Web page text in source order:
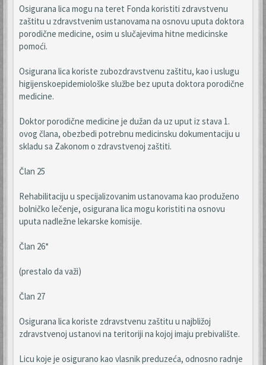
Osigurana lica mogu na teret Fonda koristiti zdravstvenu
zaštitu u zdravstvenim ustanovama na osnovu uputa doktora
porodične medicine, osim u slučajevima hitne medicinske
pomoći.
Osigurana lica koriste zubozdravstvenu zaštitu, kao i uslugu
higijenskoepidemiološke službe bez uputa doktora porodične
medicine.
Doktor porodične medicine je dužan da uz uput iz stava 1.
ovog člana, obezbedi potrebnu medicinsku dokumentaciju u
skladu sa Zakonom o zdravstvenoj zaštiti.
Član 25
Rehabilitaciju u specijalizovanim ustanovama kao produženo
bolničko lečenje, osigurana lica mogu koristiti na osnovu
uputa nadležne lekarske komisije.
Član 26*
(prestalo da važi)
Član 27
Osigurana lica koriste zdravstvenu zaštitu u najbližoj
zdravstvenoj ustanovi na teritoriji na kojoj imaju prebivalište.
Licu koje je osigurano kao vlasnik preduzeća, odnosno radnje